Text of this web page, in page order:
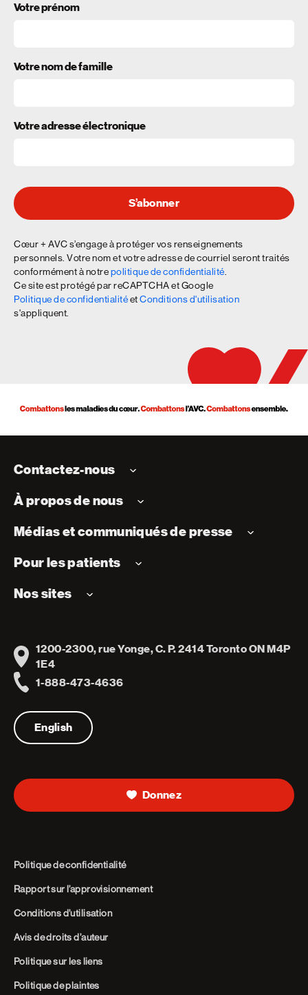
Votre prénom
Votre nom de famille
Votre adresse électronique
S’abonner
Cœur + AVC s’engage à protéger vos renseignements
personnels. Votre nom et votre adresse de courriel seront traités
conformément à notrepolitique de confidentialité
Ce site est protégé par reCAPTCHA et Google
Politique de confidentialitéetConditions d'utilisation
s'appliquent.
Contactez-nous
À propos de nous
Médias et communiqués de presse
Pour les patients
Nos sites
Address
1200-2300, rue Yonge, C. P. 2414 Toronto ON M4P
1E4
1-888-473-4636
English
Donnez
Politique de confidentialité
Rapport sur l’approvisionnement
Conditions d’utilisation
Avis de droits d’auteur
Politique sur les liens
Politique de plaintes